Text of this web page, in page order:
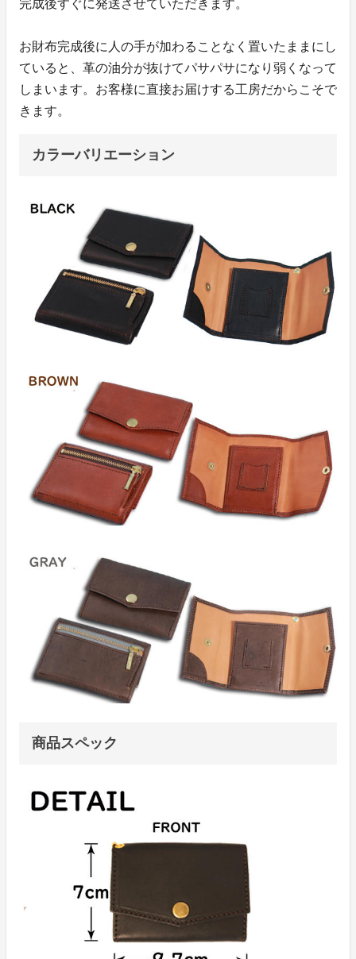
完成後すぐに発送させていただきます。
お財布完成後に人の手が加わることなく置いたままにし
ていると、革の油分が抜けてパサパサになり弱くなって
しまいます。お客様に直接お届けする工房だからこそで
きます。
カラーバリエーション
商品スペック